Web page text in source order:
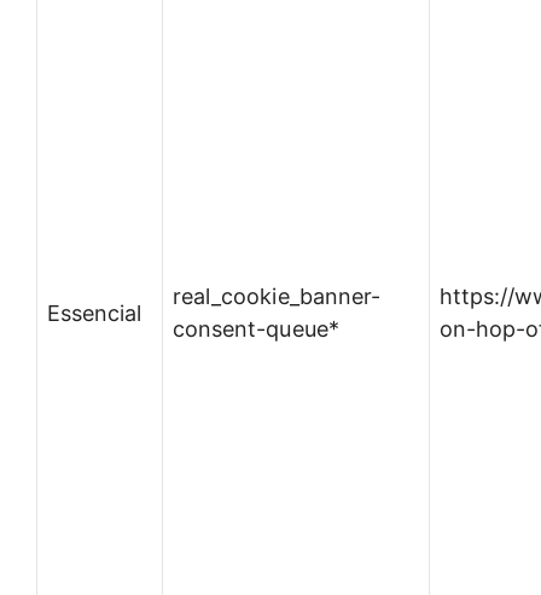
Essencial
real_cookie_banner-
consent-queue*
https://
on-hop-